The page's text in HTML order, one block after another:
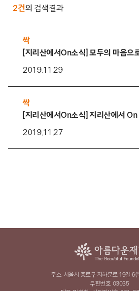
2건의 검색결과
싹
[지리산에서On소식] 모두의 마음으
2019.11.29
싹
[지리산에서On소식] 지리산에서 On
2019.11.27
주소 서울시 종로구 자하문로 19길
우편번호 03035